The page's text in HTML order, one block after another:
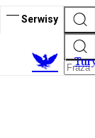
Serwisy
T